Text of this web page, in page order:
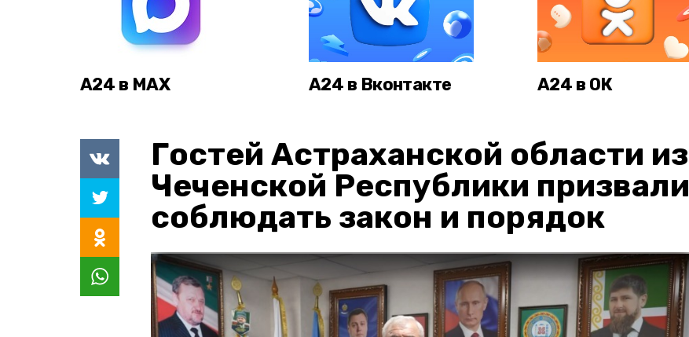
А24 в MAX А24 в Вконтакте А24 в ОК
Гостей Астраханской области из
Чеченской Республики призвали
соблюдать закон и порядок